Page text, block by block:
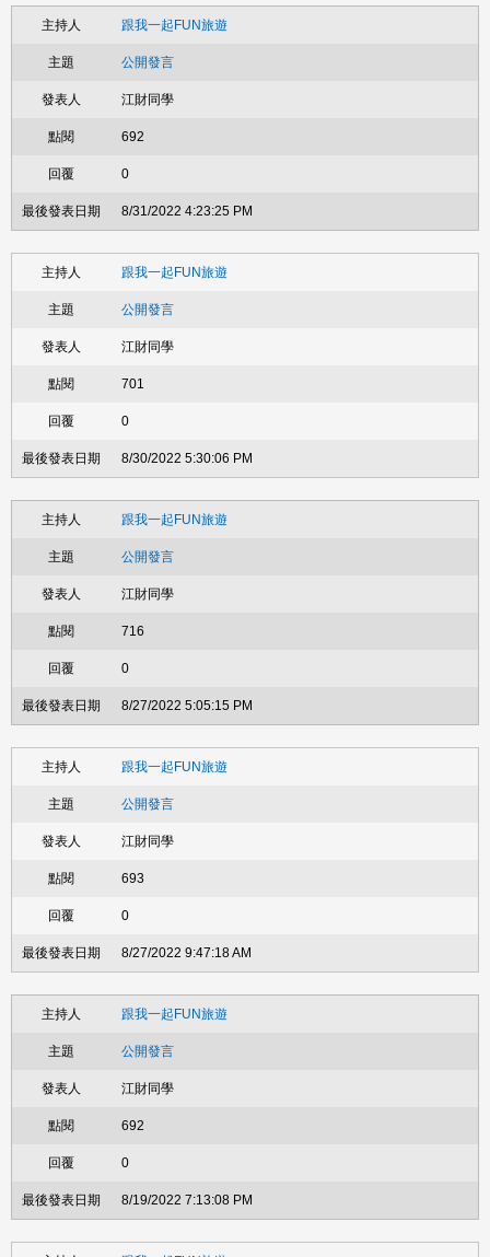
跟我一起FUN旅遊
公開發言
江財同學
692
0
8/31/2022 4:23:25 PM
跟我一起FUN旅遊
公開發言
江財同學
701
0
8/30/2022 5:30:06 PM
跟我一起FUN旅遊
公開發言
江財同學
716
0
8/27/2022 5:05:15 PM
跟我一起FUN旅遊
公開發言
江財同學
693
0
8/27/2022 9:47:18 AM
跟我一起FUN旅遊
公開發言
江財同學
692
0
8/19/2022 7:13:08 PM